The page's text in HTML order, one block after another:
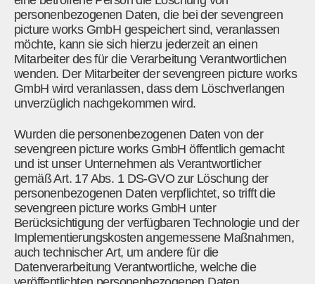
personenbezogenen Daten, die bei der sevengreen
picture works GmbH gespeichert sind, veranlassen
möchte, kann sie sich hierzu jederzeit an einen
Mitarbeiter des für die Verarbeitung Verantwortlichen
wenden. Der Mitarbeiter der sevengreen picture works
GmbH wird veranlassen, dass dem Löschverlangen
unverzüglich nachgekommen wird.
Wurden die personenbezogenen Daten von der
sevengreen picture works GmbH öffentlich gemacht
und ist unser Unternehmen als Verantwortlicher
gemäß Art. 17 Abs. 1 DS-GVO zur Löschung der
personenbezogenen Daten verpflichtet, so trifft die
sevengreen picture works GmbH unter
Berücksichtigung der verfügbaren Technologie und der
Implementierungskosten angemessene Maßnahmen,
auch technischer Art, um andere für die
Datenverarbeitung Verantwortliche, welche die